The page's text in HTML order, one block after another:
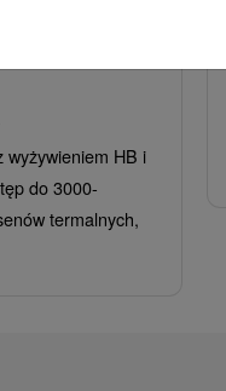
wyżywieniem HB i
do 3000-
termalnych,